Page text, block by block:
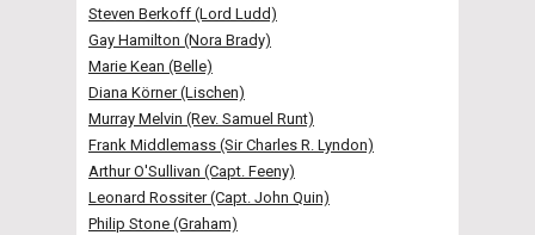
Steven Berkoff (Lord Ludd)
Gay Hamilton (Nora Brady)
Marie Kean (Belle)
Diana Körner (Lischen)
Murray Melvin (Rev. Samuel Runt)
Frank Middlemass (Sir Charles R. Lyndon)
Arthur O'Sullivan (Capt. Feeny)
Leonard Rossiter (Capt. John Quin)
Philip Stone (Graham)